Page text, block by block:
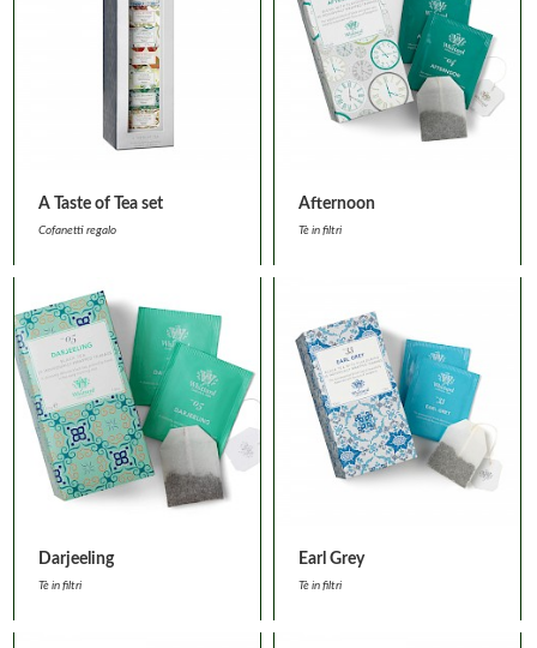
A Taste of Tea set
Cofanetti regalo
Afternoon
Tè in filtri
Darjeeling
Tè in filtri
Earl Grey
Tè in filtri